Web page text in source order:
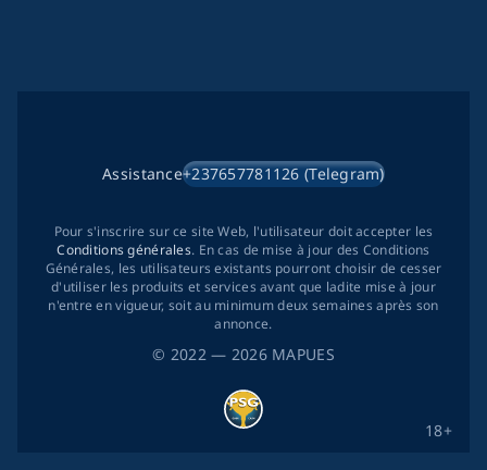
© 2022— 2026 MAPUES
Assistance+237657781126 (Telegram)
18+
Pour s'inscrire sur ce site Web, l'utilisateur doit accepter les
Conditions générales. En cas de mise à jour des Conditions
Générales, les utilisateurs existants pourront choisir de cesser
d'utiliser les produits et services avant que ladite mise à jour
n'entre en vigueur, soit au minimum deux semaines après son
annonce.